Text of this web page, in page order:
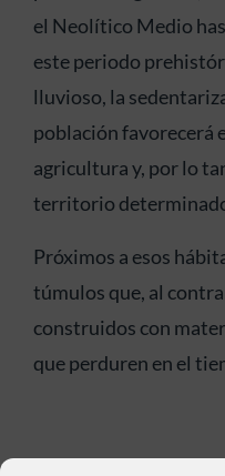
el Neolítico Medio
este periodo
lluvioso, la
población favorecerá
agricultura y, por lo
territorio
Próximos a esos
túmulos que, al
construidos con
que perduren en el